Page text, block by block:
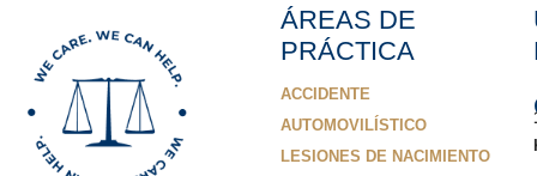
ÁREAS DE
PRÁCTICA
ACCIDENTE
AUTOMOVILÍSTICO
LESIONES DE NACIMIENTO